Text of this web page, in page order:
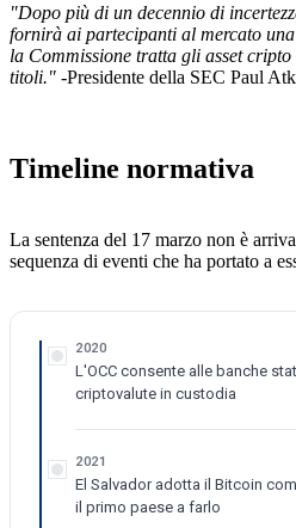
"Dopo più di un decennio di
fornirà ai partecipanti al mercato
la Commissione tratta gli asset
titoli." -Presidente della SEC Paul
Timeline normativa
La sentenza del 17 marzo non è
sequenza di eventi che ha portato a
2020
L'OCC consente alle banche
criptovalute in custodia
2021
El Salvador adotta il Bitcoin
il primo paese a farlo